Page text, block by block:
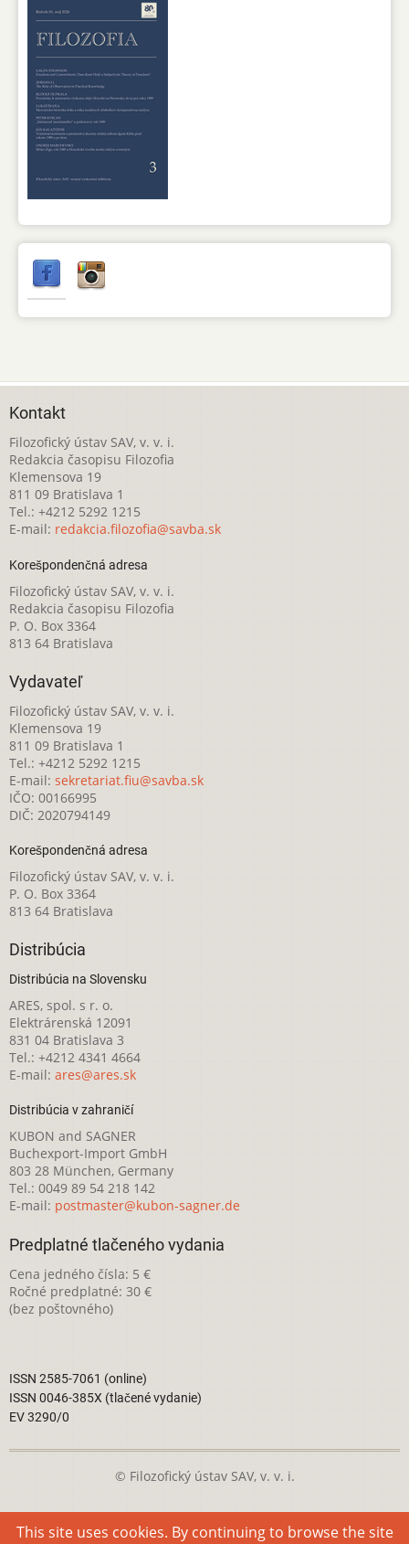
Kontakt
Filozofický ústav SAV, v. v. i.
Redakcia časopisu Filozofia
Klemensova 19
811 09 Bratislava 1
Tel.: +4212 5292 1215
E-mail: redakcia.filozofia@savba.sk
Korešpondenčná adresa
Filozofický ústav SAV, v. v. i.
Redakcia časopisu Filozofia
P. O. Box 3364
813 64 Bratislava
Vydavateľ
Filozofický ústav SAV, v. v. i.
Klemensova 19
811 09 Bratislava 1
Tel.: +4212 5292 1215
E-mail: sekretariat.fiu@savba.sk
IČO: 00166995
DIČ: 2020794149
Korešpondenčná adresa
Filozofický ústav SAV, v. v. i.
P. O. Box 3364
813 64 Bratislava
Distribúcia
Distribúcia na Slovensku
ARES, spol. s r. o.
Elektrárenská 12091
831 04 Bratislava 3
Tel.: +4212 4341 4664
E-mail: ares@ares.sk
Distribúcia v zahraničí
KUBON and SAGNER
Buchexport-Import GmbH
803 28 München, Germany
Tel.: 0049 89 54 218 142
E-mail: postmaster@kubon-sagner.de
Predplatné tlačeného vydania
Cena jedného čísla: 5 €
Ročné predplatné: 30 €
(bez poštovného)
ISSN 2585-7061 (online)
ISSN 0046-385X (tlačené vydanie)
EV 3290/0
© Filozofický ústav SAV, v. v. i.
Táto webová stránka je licencovaná podCreative Commons
This site uses cookies. By continuing to browse the site